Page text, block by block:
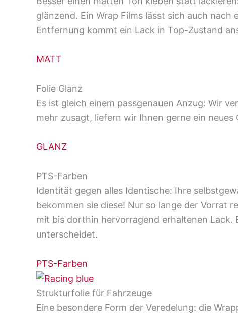
glänzend. Ein Wrap Films lässt sich auch
Entfernung kommt ein Lack in Top-Zustand
MATT
Folie Glanz
Es ist gleich einem passgenauen Anzug: Wir
mehr zusagt, liefern wir Ihnen gerne ein
GLANZ
PTS-Farben
Identität gegen alles Identische: Ihre
bekommen sie diese! Nur so lange der Vorrat
mit bis dorthin hervorragend erhaltenen Lack.
unterscheidet.
PTS-Farben
Strukturfolie für Fahrzeuge
Eine besondere Form der Veredelung: die